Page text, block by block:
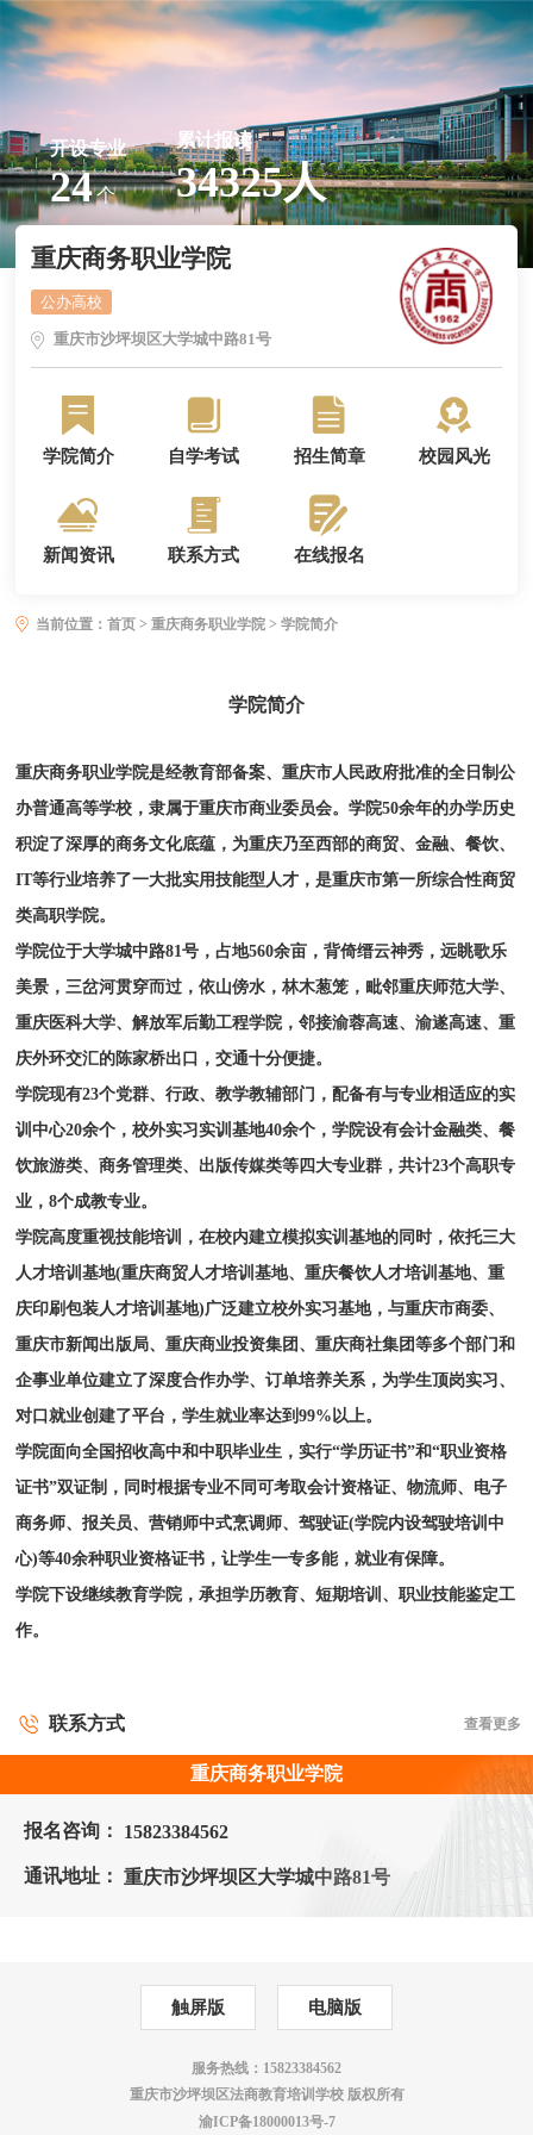
开设专业
24个
累计报读
34325人
重庆商务职业学院
公办高校
重庆市沙坪坝区大学城中路81号
学院简介 自学考试 招生简章 校园风光
新闻资讯 联系方式 在线报名
当前位置： 首页> 重庆商务职业学院> 学院简介
学院简介
重庆商务职业学院是经教育部备案、重庆市人民政府批准的全日制公
办普通高等学校，隶属于重庆市商业委员会。学院50余年的办学历史
积淀了深厚的商务文化底蕴，为重庆乃至西部的商贸、金融、餐饮、
IT等行业培养了一大批实用技能型人才，是重庆市第一所综合性商贸
类高职学院。
学院位于大学城中路81号，占地560余亩，背倚缙云神秀，远眺歌乐
美景，三岔河贯穿而过，依山傍水，林木葱笼，毗邻重庆师范大学、
重庆医科大学、解放军后勤工程学院，邻接渝蓉高速、渝遂高速、重
庆外环交汇的陈家桥出口，交通十分便捷。
学院现有23个党群、行政、教学教辅部门，配备有与专业相适应的实
训中心20余个，校外实习实训基地40余个，学院设有会计金融类、餐
饮旅游类、商务管理类、出版传媒类等四大专业群，共计23个高职专
业，8个成教专业。
学院高度重视技能培训，在校内建立模拟实训基地的同时，依托三大
人才培训基地(重庆商贸人才培训基地、重庆餐饮人才培训基地、重
庆印刷包装人才培训基地)广泛建立校外实习基地，与重庆市商委、
重庆市新闻出版局、重庆商业投资集团、重庆商社集团等多个部门和
企事业单位建立了深度合作办学、订单培养关系，为学生顶岗实习、
对口就业创建了平台，学生就业率达到99%以上。
学院面向全国招收高中和中职毕业生，实行“学历证书”和“职业资格
证书”双证制，同时根据专业不同可考取会计资格证、物流师、电子
商务师、报关员、营销师中式烹调师、驾驶证(学院内设驾驶培训中
心)等40余种职业资格证书，让学生一专多能，就业有保障。
学院下设继续教育学院，承担学历教育、短期培训、职业技能鉴定工
作。
联系方式 查看更多
重庆商务职业学院
报名咨询： 15823384562
通讯地址： 重庆市沙坪坝区大学城中路81号
触屏版 电脑版
服务热线：15823384562
重庆市沙坪坝区法商教育培训学校 版权所有
渝ICP备18000013号-7